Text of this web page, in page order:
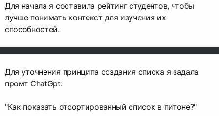
Для начала я составила рейтинг студентов, чтобы
лучше понимать контекст для изучения их
способностей.
Для уточнения принципа создания списка я задала
промт ChatGpt:
"Как показать отсортированный список в питоне?"